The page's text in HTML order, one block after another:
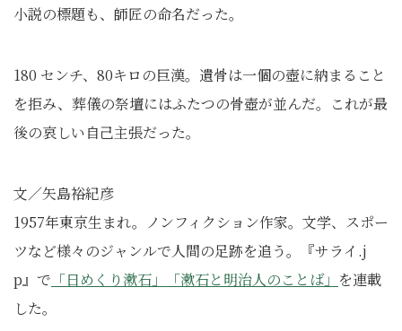
小説の標題も、師匠の命名だった。
180 センチ、80キロの巨漢。遺骨は一個の壺に納まること
を拒み、葬儀の祭壇にはふたつの骨壺が並んだ。これが最
後の哀しい自己主張だった。
文／矢島裕紀彦
1957年東京生まれ。ノンフィクション作家。文学、スポー
ツなど様々のジャンルで人間の足跡を追う。『サライ.j
p』で 「日めくり漱石」「漱石と明治人のことば」 を連載
した。